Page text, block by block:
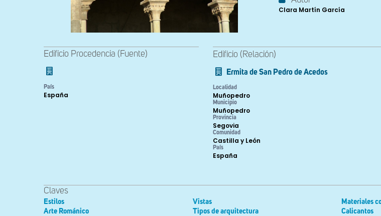
Clara Martín García
Edificio Procedencia (Fuente)
País
España
Edificio (Relación)
Ermita de San Pedro de Acedos
Localidad
Muñopedro
Municipio
Muñopedro
Provincia
Segovia
Comunidad
Castilla y León
País
España
Claves
Estilos
Arte Románico
Vistas
Tipos de arquitectura
Materiales
Calicantos